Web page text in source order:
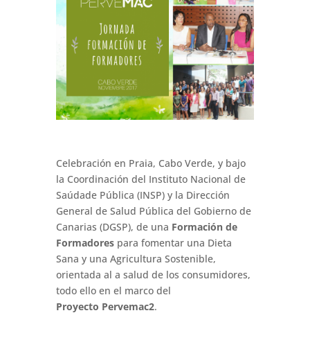
Celebración en Praia, Cabo Verde, y bajo
la Coordinación del Instituto Nacional de
Saúdade Pública (INSP)y la Dirección
General de Salud Pública del Gobierno de
Canarias (DGSP), de una Formación de
Formadorespara fomentar una Dieta
Sana y una Agricultura Sostenible,
orientada al a salud de los consumidores,
todo ello en el marco del
Proyecto Pervemac2.